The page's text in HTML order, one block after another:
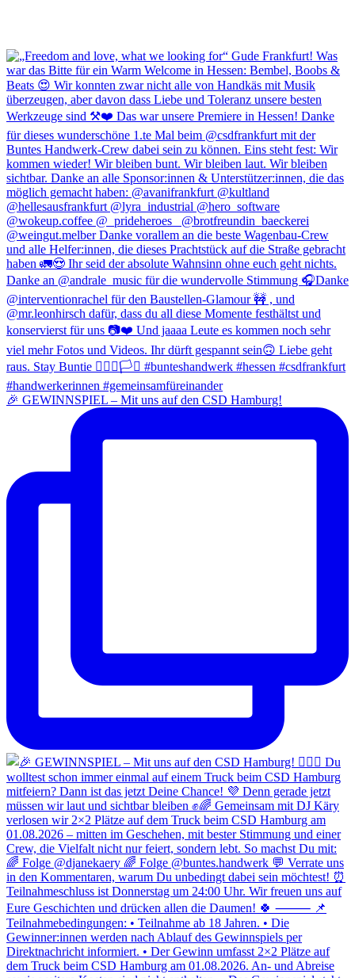
🎉 GEWINNSPIEL – Mit uns auf den CSD Hamburg!